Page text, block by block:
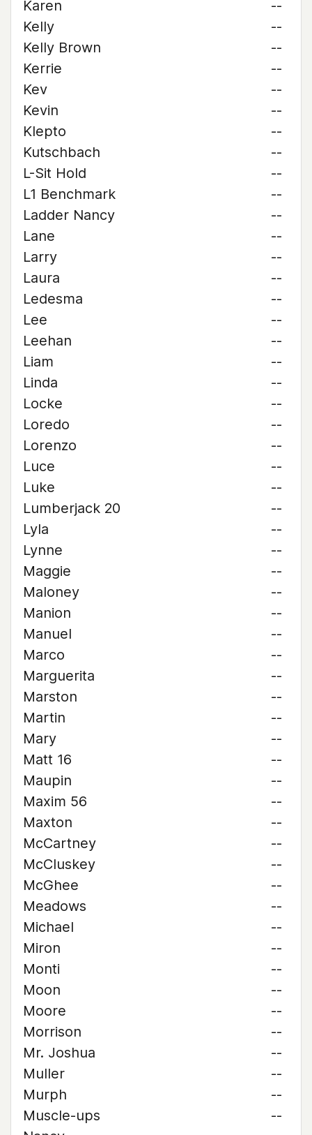
Karen
--
Kelly
--
Kelly Brown
--
Kerrie
--
Kev
--
Kevin
--
Klepto
--
Kutschbach
--
L-Sit Hold
--
L1 Benchmark
--
Ladder Nancy
--
Lane
--
Larry
--
Laura
--
Ledesma
--
Lee
--
Leehan
--
Liam
--
Linda
--
Locke
--
Loredo
--
Lorenzo
--
Luce
--
Luke
--
Lumberjack 20
--
Lyla
--
Lynne
--
Maggie
--
Maloney
--
Manion
--
Manuel
--
Marco
--
Marguerita
--
Marston
--
Martin
--
Mary
--
Matt 16
--
Maupin
--
Maxim 56
--
Maxton
--
McCartney
--
McCluskey
--
McGhee
--
Meadows
--
Michael
--
Miron
--
Monti
--
Moon
--
Moore
--
Morrison
--
Mr. Joshua
--
Muller
--
Murph
--
Muscle-ups
--